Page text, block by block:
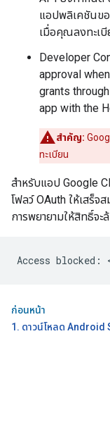
แอปพลิเคชันข
เมื่อคุณลงทะเ
Developer
approval
grants
app with the
สำคัญ:
ทะเบียน
สำหรับแอป Google
โฟลว์ OAuth ให้เสร็
การพยายามให้สิทธิ์จ
ก่อนหน้า
1. ดาวน์โหลด Android